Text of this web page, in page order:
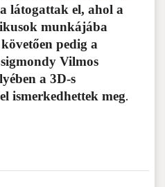
látogattak el, ahol a
munkájába
pedig a
Vilmos
a 3D-s
ismerkedhettek meg.